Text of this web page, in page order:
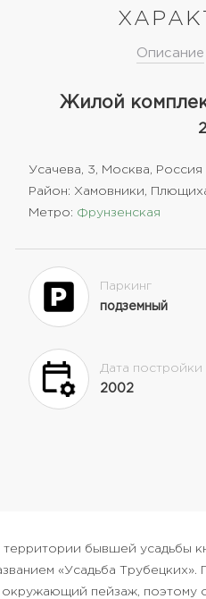
Описание
Жилой
Усачева, 3, Москва, Россия
Район: Хамовники,
Метро: Фрунзенская
Паркинг
подземный
Дата постройки
2002
территории бывшей усадьбы
«Усадьба
окружающий пейзаж,